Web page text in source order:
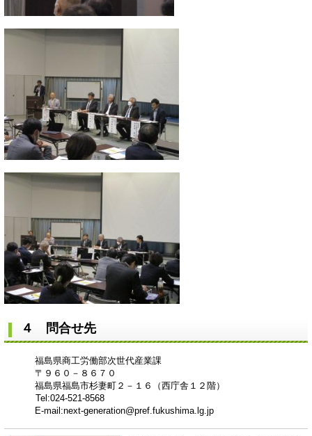
４ 問合せ先
福島県商工労働部次世代産業課
〒９６０－８６７０
福島県福島市杉妻町２－１６（西庁舎１２階）
Tel:024-521-8568
E-mail:next-generation@pref.fukushima.lg.jp